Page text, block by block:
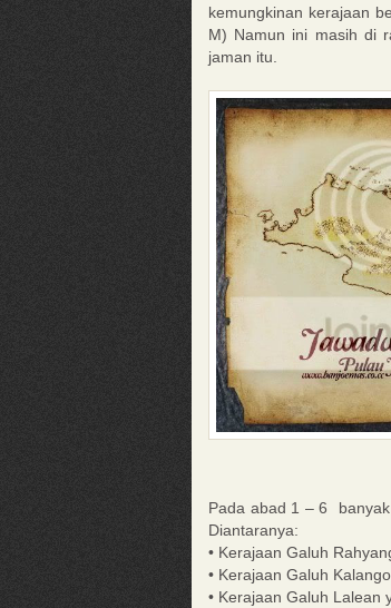
kemungkinan kerajaan
M) Namun ini masih di
jaman itu.
Pada abad 1 – 6
Diantaranya:
• Kerajaan Galuh
• Kerajaan Galuh
• Kerajaan Galuh Lalean